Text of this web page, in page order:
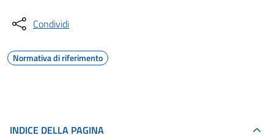
Condividi
Normativa di riferimento
INDICE DELLA PAGINA